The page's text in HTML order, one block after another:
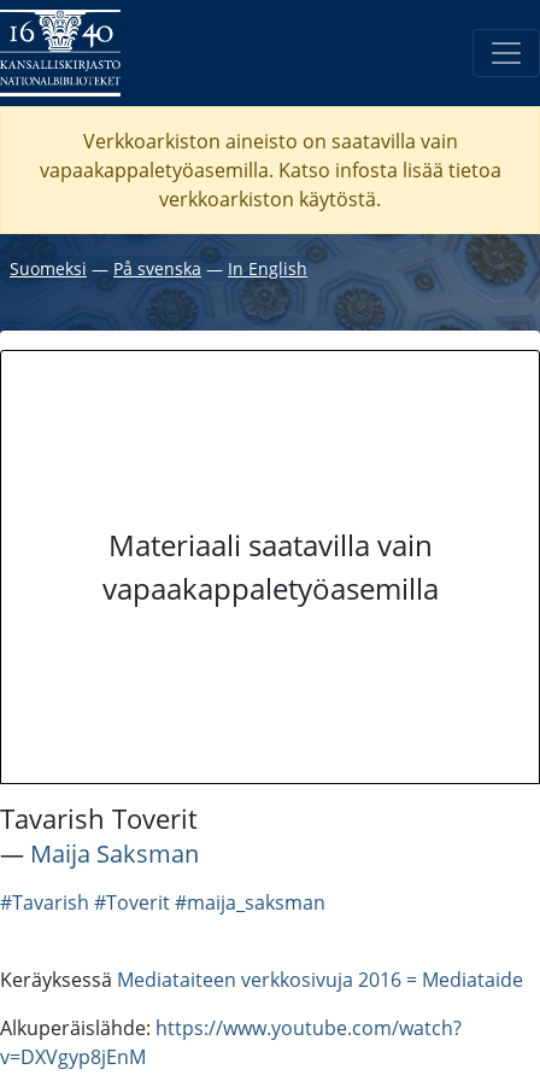
Verkkoarkiston aineisto on saatavilla vain
vapaakappaletyöasemilla. Katso infosta lisää tietoa
verkkoarkiston käytöstä.
Suomeksi ― På svenska― In English
Materiaali saatavilla vain
vapaakappaletyöasemilla
Tavarish Toverit
― Maija Saksman
#Tavarish #Toverit#maija_saksman
Keräyksessä Mediataiteen verkkosivuja 2016 = Mediataide
Alkuperäislähde: https://www.youtube.com/watch?
v=DXVgyp8jEnM